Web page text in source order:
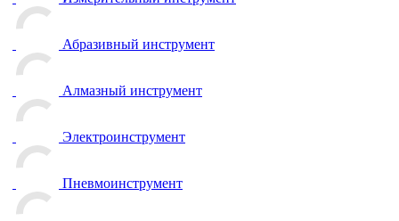
Абразивный инструмент
Алмазный инструмент
Электроинструмент
Пневмоинструмент